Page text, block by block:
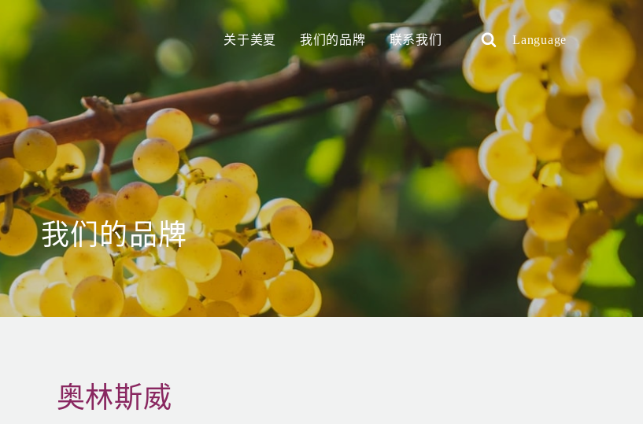
关于美夏 我们的品牌 联系我们 Language
我们的品牌
奥林斯威